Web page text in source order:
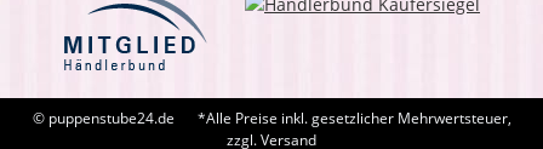
© puppenstube24.de
*Alle Preise inkl. gesetzlicher Mehrwertsteuer,
zzgl. Versand